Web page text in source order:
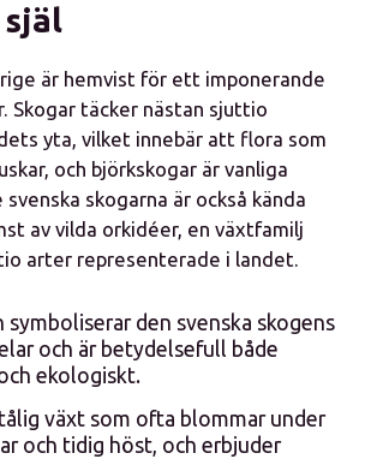
själ
är hemvist för ett imponerande
Skogar täcker nästan sjuttio
yta, vilket innebär att flora som
och björkskogar är vanliga
svenska skogarna är också kända
av vilda orkidéer, en växtfamilj
arter representerade i landet.
symboliserar den svenska skogens
och är betydelsefull både
ekologiskt.
växt som ofta blommar under
och tidig höst, och erbjuder